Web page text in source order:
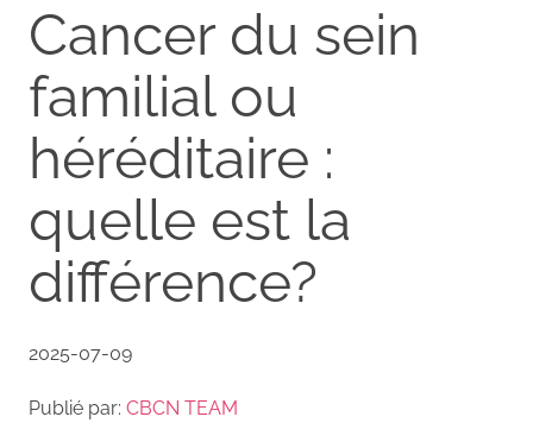
Cancer du sein
familial ou
héréditaire :
quelle est la
différence?
2025-07-09
Publié par: CBCN TEAM